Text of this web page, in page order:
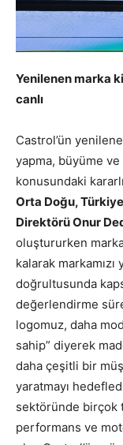
Yenilenen marka
canlı
Castrol’ün
yapma, büyüme ve
konusundaki
Orta Doğu,
Direktörü Onur
oluştururken
kalarak
doğrultusunda
değerlendirme
logomuz, daha
sahip” diyerek
daha çeşitli bir
yaratmayı
sektöründe birçok
performans ve